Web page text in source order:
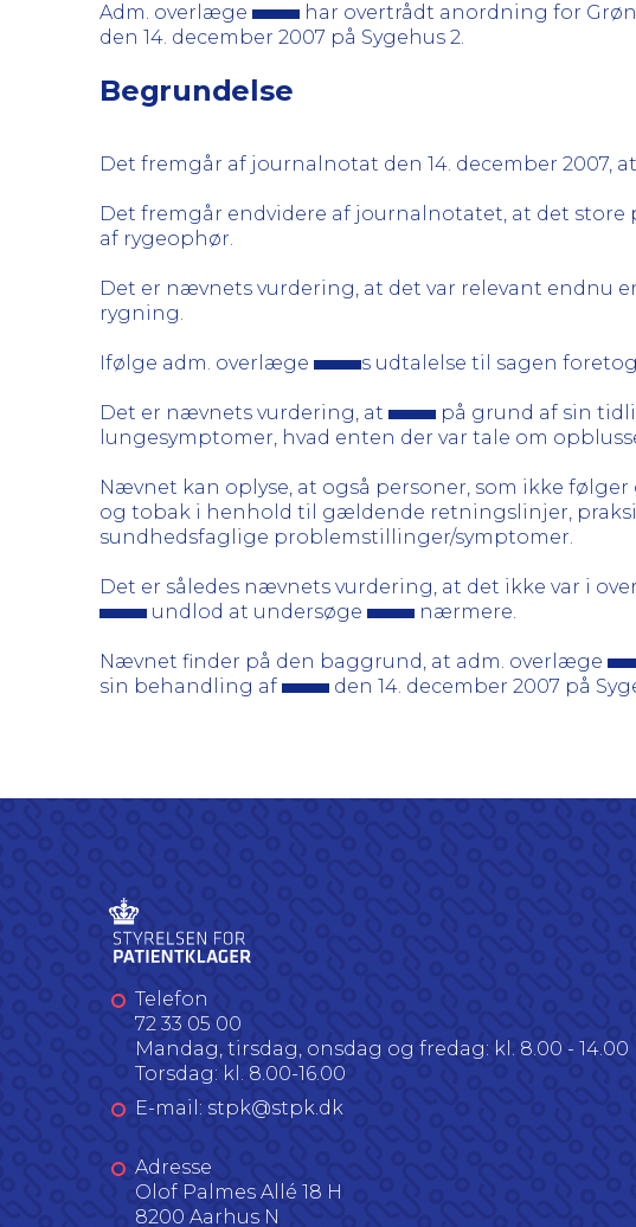
Adm. overlæge
har overtrådt anordning for
den 14. december 2007 på Sygehus 2.
Begrundelse
Det fremgår af journalnotat den 14. december 2007, at
Det fremgår endvidere af journalnotatet, at det
af rygeophør.
Det er nævnets vurdering, at det var relevant endnu
rygning.
Ifølge adm. overlæge s udtalelse til sagen
Det er nævnets vurdering, at
på grund af sin
lungesymptomer, hvad enten der var tale om
Nævnet kan oplyse, at også personer, som ikke
og tobak i henhold til gældende retningslinjer,
sundhedsfaglige problemstillinger/symptomer.
Det er således nævnets vurdering, at det ikke var i
undlod at undersøge
nærmere.
Nævnet finder på den baggrund, at adm. overlæge
sin behandling af
den 14. december 2007 på
Telefon
72 33 05 00
Mandag, tirsdag, onsdag og fredag: kl. 8.00 - 14.00
Torsdag: kl. 8.00-16.00
E-mail: stpk@stpk.dk
Adresse
Olof Palmes Allé 18 H
8200 Aarhus N